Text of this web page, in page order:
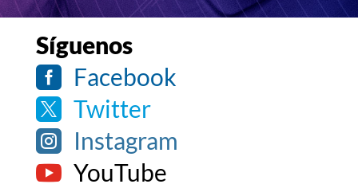
Síguenos
 Facebook
 Twitter
 Instagram
 YouTube